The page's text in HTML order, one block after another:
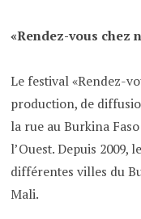
«Rendez-vous chez
Le festival «Rendez-
production, de
la rue au Burkina
l’Ouest. Depuis 2009,
différentes villes du
Mali.